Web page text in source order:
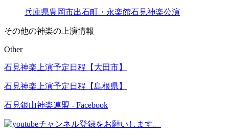
兵庫県豊岡市出石町・永楽館石見神楽公演
その他の神楽の上演情報
Other
石見神楽上演予定日程【大田市】
石見神楽上演予定日程【島根県】
石見銀山神楽連盟 - Facebook